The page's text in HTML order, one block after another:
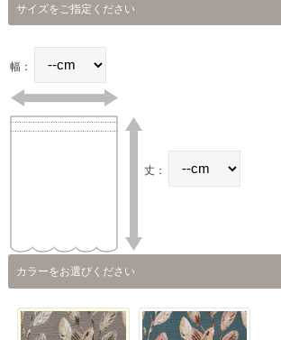
サイズをご指定ください
幅：
丈：
カラーをお選びください